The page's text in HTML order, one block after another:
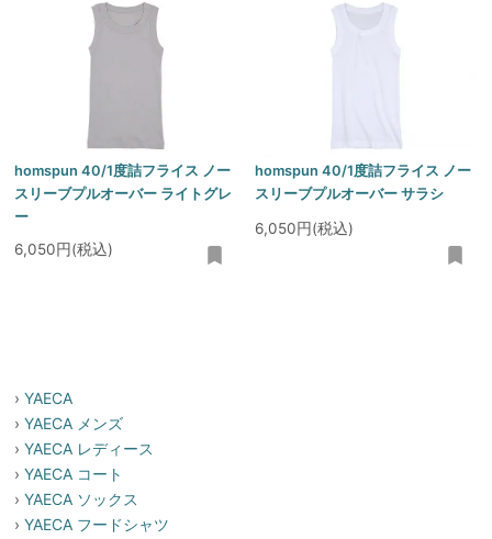
homspun 40/1度詰フライス ノー
スリーブプルオーバー ライトグレ
ー
6,050円(税込)
homspun 40/1度詰フライス ノー
スリーブプルオーバー サラシ
6,050円(税込)
›YAECA
›YAECA メンズ
›YAECA レディース
›YAECA コート
›YAECA ソックス
›YAECA フードシャツ